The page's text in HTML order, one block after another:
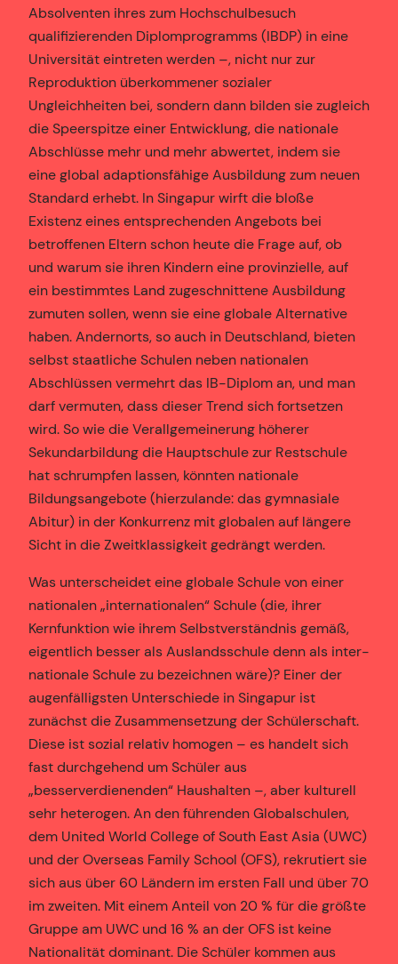
Absolventen ihres zum Hochschulbesuch
qualifizierenden Diplomprogramms (IBDP) in eine
Universität eintreten werden –, nicht nur zur
Reproduktion überkommener sozialer
Ungleichheiten bei, sondern dann bilden sie zugleich
die Speerspitze einer Entwicklung, die nationale
Abschlüsse mehr und mehr abwertet, indem sie
eine global adaptionsfähige Ausbildung zum neuen
Standard erhebt. In Singapur wirft die bloße
Existenz eines entsprechenden Angebots bei
betroffenen Eltern schon heute die Frage auf, ob
und warum sie ihren Kindern eine provinzielle, auf
ein bestimmtes Land zugeschnittene Ausbildung
zumuten sollen, wenn sie eine globale Alternative
haben. Andernorts, so auch in Deutschland, bieten
selbst staatliche Schulen neben nationalen
Abschlüssen vermehrt das IB-Diplom an, und man
darf vermuten, dass dieser Trend sich fortsetzen
wird. So wie die Verallgemeinerung höherer
Sekundarbildung die Hauptschule zur Restschule
hat schrumpfen lassen, könnten nationale
Bildungsangebote (hierzulande: das gymnasiale
Abitur) in der Konkurrenz mit globalen auf längere
Sicht in die Zweitklassigkeit gedrängt werden.
Was unterscheidet eine globale Schule von einer
nationalen „internationalen“ Schule (die, ihrer
Kernfunktion wie ihrem Selbstverständnis gemäß,
eigentlich besser als Auslandsschule denn als inter-
nationale Schule zu bezeichnen wäre)? Einer der
augenfälligsten Unterschiede in Singapur ist
zunächst die Zusammensetzung der Schülerschaft.
Diese ist sozial relativ homogen – es handelt sich
fast durchgehend um Schüler aus
„besserverdienenden“ Haushalten –, aber kulturell
sehr heterogen. An den führenden Globalschulen,
dem United World College of South East Asia (UWC)
und der Overseas Family School (OFS), rekrutiert sie
sich aus über 60 Ländern im ersten Fall und über 70
im zweiten. Mit einem Anteil von 20 % für die größte
Gruppe am UWC und 16 % an der OFS ist keine
Nationalität dominant. Die Schüler kommen aus